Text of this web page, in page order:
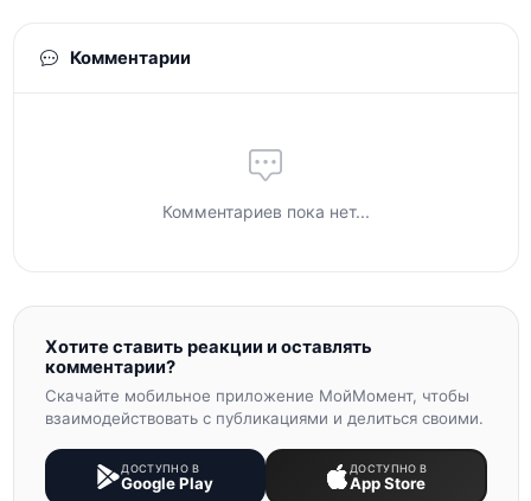
Комментарии
Комментариев пока нет...
Хотите ставить реакции и оставлять
комментарии?
Скачайте мобильное приложение МойМомент, чтобы
взаимодействовать с публикациями и делиться своими.
ДОСТУПНО В
Google Play
ДОСТУПНО В
App Store